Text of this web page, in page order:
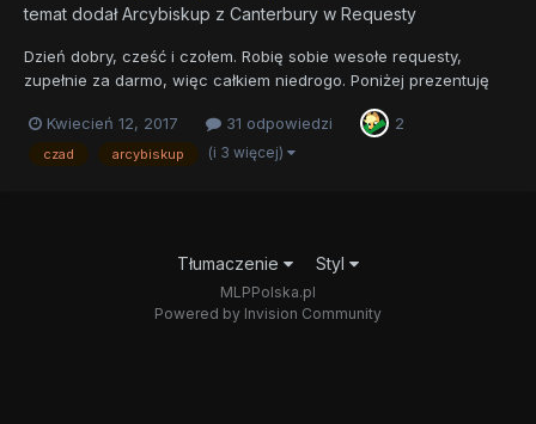
temat dodałArcybiskup z Canterbury w Requesty
Dzień dobry, cześć i czołem. Robię sobie wesołe requesty,
zupełnie za darmo, więc całkiem niedrogo. Poniżej prezentuję
poni, bo w poni to ja nie umiem. Ale wszystkie możliwe smoki,
potwory i inne diabelstwa to już pr...
Kwiecień 12, 2017 31 odpowiedzi 2
czad arcybiskup (i 3 więcej)
Tłumaczenie Styl
MLPPolska.pl
Powered by Invision Community